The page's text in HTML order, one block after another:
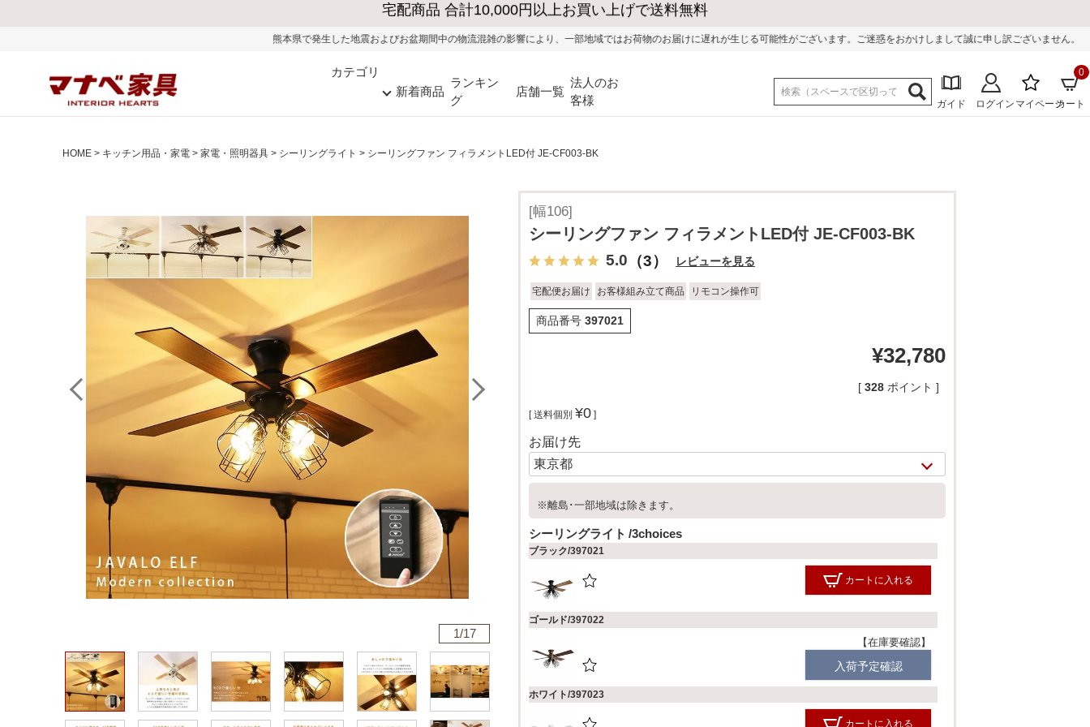
大型家具の送料・設置無料（※当社エリア）
熊本県で発生した地震およびお盆期間中の物流混雑の影響により、一部地域ではお荷物のお届けに遅れが生じる可能性がございます。ご迷惑をおかけしまして誠に申し訳ございません。
カテゴリ
新着商品
ランキン
グ
店舗一覧
法人のお
客様
ガイド ログイン マイページカート
0
HOME キッチン用品・家電 家電・照明器具 シーリングライト シーリングファン フィラメントLED付 JE-CF003-BK
1/17
[幅106]
シーリングファン フィラメントLED付 JE-CF003-BK
5.0 （3） レビューを見る
宅配便お届け お客様組み立て商品 リモコン操作可
商品番号 397021
¥32,780
[ 328 ポイント ]
送料個別 ¥0
お届け先
※離島･一部地域は除きます。
シーリングライト 3choices
ブラック/397021
カートに入れる
ゴールド/397022
在庫要確認
入荷予定確認
ホワイト/397023
カートに入れる